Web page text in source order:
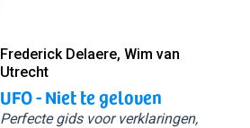
Frederick Delaere, Wim van
Utrecht
UFO - Niet te geloven
Perfecte gids voor verklaringen,